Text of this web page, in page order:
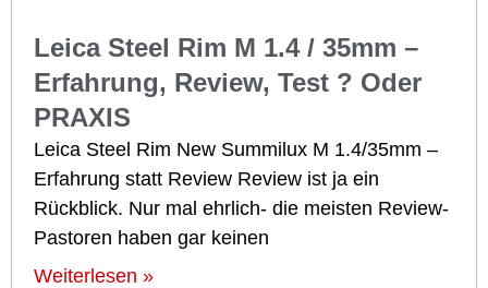
Leica Steel Rim M 1.4 / 35mm –
Erfahrung, Review, Test ? Oder
PRAXIS
Leica Steel Rim New Summilux M 1.4/35mm –
Erfahrung statt Review Review ist ja ein
Rückblick. Nur mal ehrlich- die meisten Review-
Pastoren haben gar keinen
Weiterlesen »